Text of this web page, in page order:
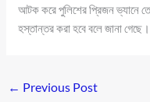
আটক করে পুলিশের প্রিজন ভ্যানে
হস্তান্তর করা হবে বলে জানা গেছে।
← Previous Post